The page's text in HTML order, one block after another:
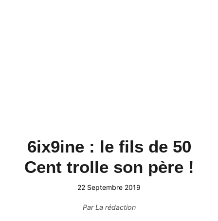
6ix9ine : le fils de 50
Cent trolle son père !
22 Septembre 2019
ParLa rédaction